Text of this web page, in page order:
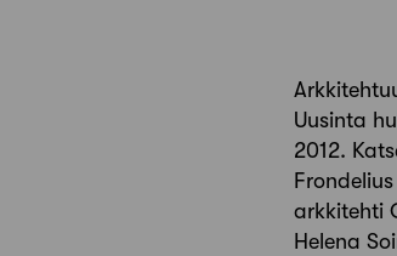
Uusinta
2012.
arkkitehti
Helena